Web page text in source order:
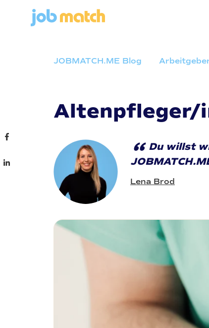
JOBMATCH.ME Blog
Altenpfleger/
“ Du willst
Lena Brod